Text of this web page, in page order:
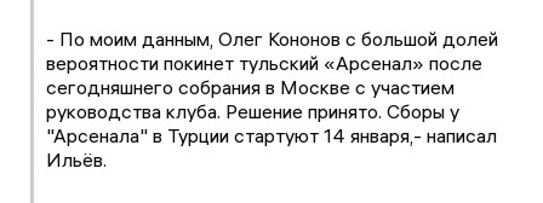
- По моим данным, Олег Кононов с большой долей
вероятности покинет тульский «Арсенал» после
сегодняшнего собрания в Москве с участием
руководства клуба. Решение принято. Сборы у
"Арсенала" в Турции стартуют 14 января,- написал
Ильёв.